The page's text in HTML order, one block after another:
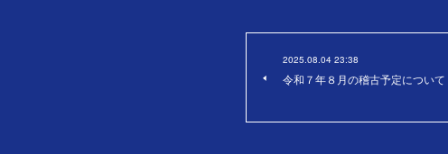
2025.08.04 23:38
令和７年８月の稽古予定について